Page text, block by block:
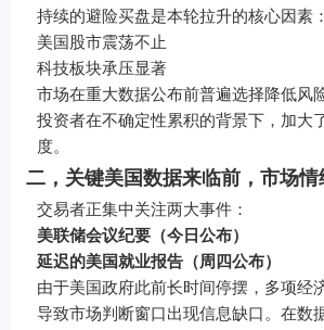
持续的避险买盘是本轮拉升的核心因素：
美国股市震荡不止
科技板块承压显著
市场在重大数据公布前普遍选择降低风
投资者在不确定性累积的背景下，加大
度。
二，关键美国数据来临前，市场情
交易者正集中关注两大事件：
美联储会议纪要（今日公布）
延迟的美国就业报告（周四公布）
由于美国政府此前长时间停摆，多项经
导致市场判断窗口出现信息缺口。在数